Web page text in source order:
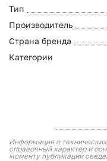
Тип
Производитель
Страна бренда
Категории
Информация о
справочный характер и
моменту публикации